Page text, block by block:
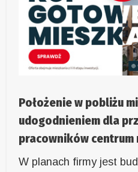
Położenie w pobliżu
udogodnieniem dla
pracowników centrum
W planach firmy jest